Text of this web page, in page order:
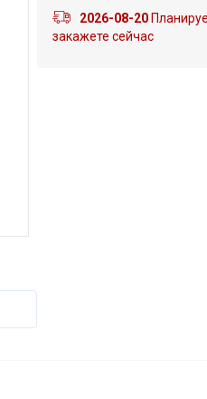
2026-08-20
закажете сейчас